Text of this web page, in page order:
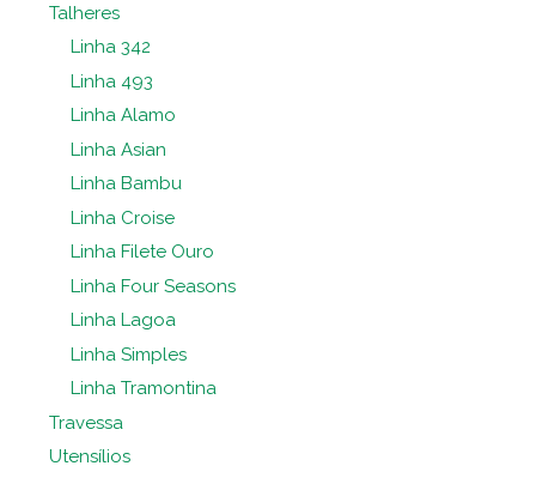
Talheres
Linha 342
Linha 493
Linha Alamo
Linha Asian
Linha Bambu
Linha Croise
Linha Filete Ouro
Linha Four Seasons
Linha Lagoa
Linha Simples
Linha Tramontina
Travessa
Utensílios